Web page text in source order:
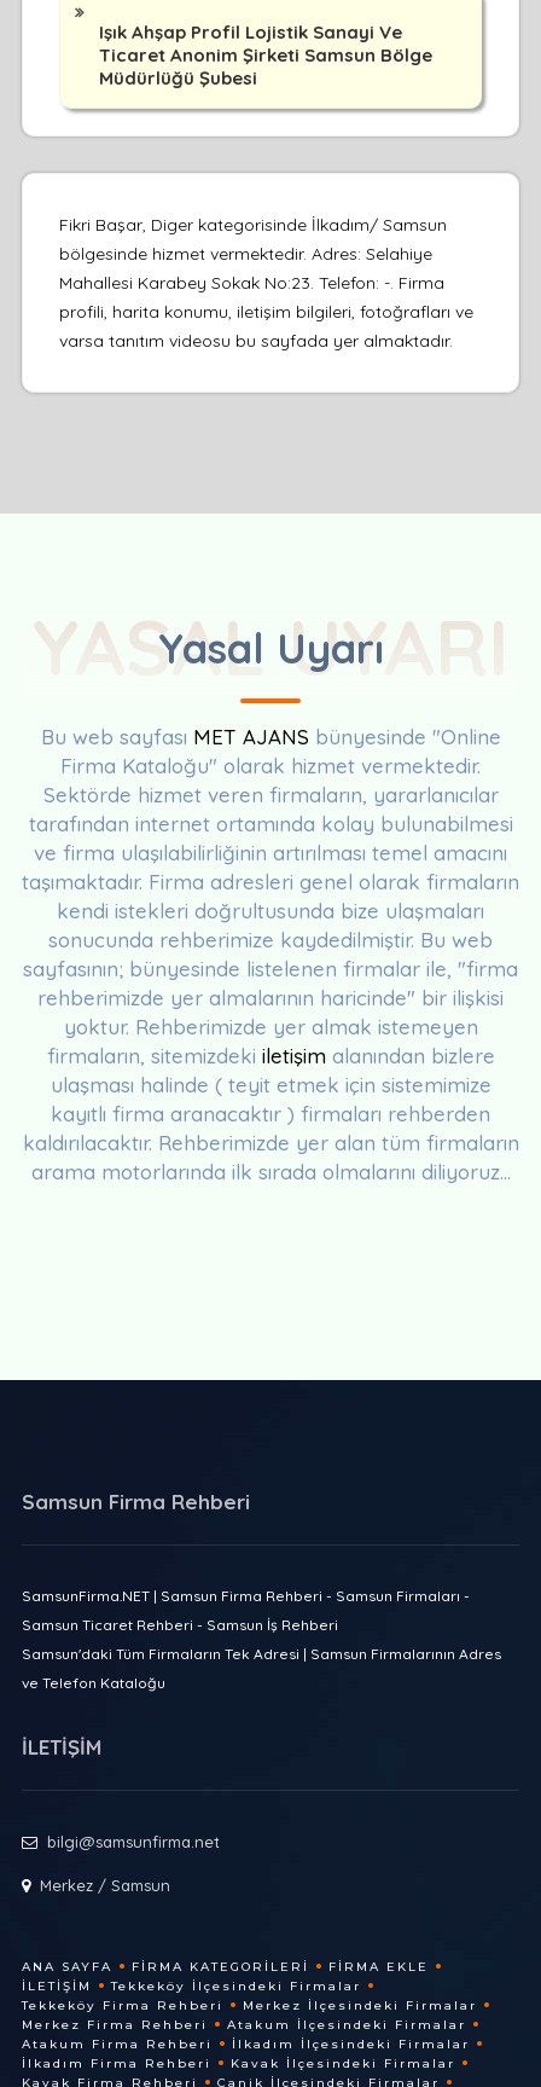
Işık Ahşap Profil Lojistik Sanayi Ve
Ticaret Anonim Şirketi Samsun Bölge
Müdürlüğü Şubesi
Fikri Başar, Diger kategorisinde İlkadım/ Samsun
bölgesinde hizmet vermektedir. Adres: Selahiye
Mahallesi Karabey Sokak No:23. Telefon: -. Firma
profili, harita konumu, iletişim bilgileri, fotoğrafları ve
varsa tanıtım videosu bu sayfada yer almaktadır.
Yasal Uyarı
YASAL UYARI
Bu web sayfası MET AJANS bünyesinde "Online
Firma Kataloğu" olarak hizmet vermektedir.
Sektörde hizmet veren firmaların, yararlanıcılar
tarafından internet ortamında kolay bulunabilmesi
ve firma ulaşılabilirliğinin artırılması temel amacını
taşımaktadır. Firma adresleri genel olarak firmaların
kendi istekleri doğrultusunda bize ulaşmaları
sonucunda rehberimize kaydedilmiştir. Bu web
sayfasının; bünyesinde listelenen firmalar ile, "firma
rehberimizde yer almalarının haricinde" bir ilişkisi
yoktur. Rehberimizde yer almak istemeyen
firmaların, sitemizdeki iletişim alanından bizlere
ulaşması halinde ( teyit etmek için sistemimize
kayıtlı firma aranacaktır ) firmaları rehberden
kaldırılacaktır. Rehberimizde yer alan tüm firmaların
arama motorlarında ilk sırada olmalarını diliyoruz...
Samsun Firma Rehberi
SamsunFirma.NET | Samsun Firma Rehberi - Samsun Firmaları -
Samsun Ticaret Rehberi - Samsun İş Rehberi
Samsun'daki Tüm Firmaların Tek Adresi | Samsun Firmalarının Adres
ve Telefon Kataloğu
İLETİŞİM
bilgi@samsunfirma.net
Merkez / Samsun
ANA SAYFA FIRMA KATEGORILERI
FIRMA EKLE
İLETIŞIM
Tekkeköy İlçesindeki Firmalar
Tekkeköy Firma Rehberi
Merkez İlçesindeki Firmalar
Merkez Firma Rehberi
Atakum İlçesindeki Firmalar
Atakum Firma Rehberi
İlkadım İlçesindeki Firmalar
İlkadım Firma Rehberi
Kavak İlçesindeki Firmalar
Kavak Firma Rehberi
Canik İlçesindeki Firmalar